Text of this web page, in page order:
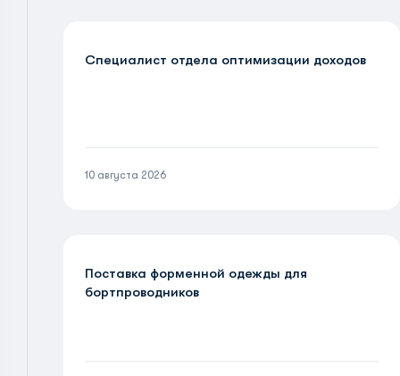
Специалист отдела оптимизации доходов
10 августа 2026
Поставка форменной одежды для
бортпроводников